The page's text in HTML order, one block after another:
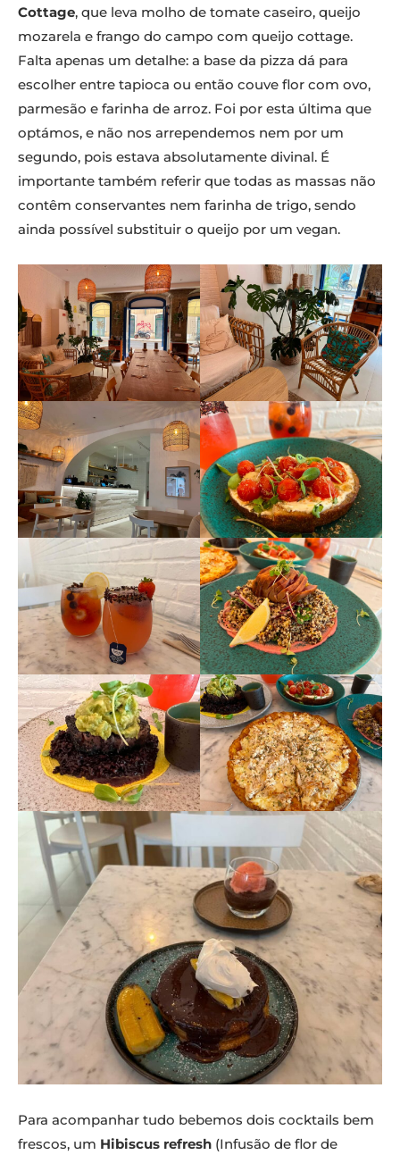
Cottage, que leva molho de tomate caseiro, queijo
mozarela e frango do campo com queijo cottage.
Falta apenas um detalhe: a base da pizza dá para
escolher entre tapioca ou então couve flor com ovo,
parmesão e farinha de arroz. Foi por esta última que
optámos, e não nos arrependemos nem por um
segundo, pois estava absolutamente divinal. É
importante também referir que todas as massas não
contêm conservantes nem farinha de trigo, sendo
ainda possível substituir o queijo por um vegan.
Para acompanhar tudo bebemos dois cocktails bem
frescos, um Hibiscus refresh (Infusão de flor de